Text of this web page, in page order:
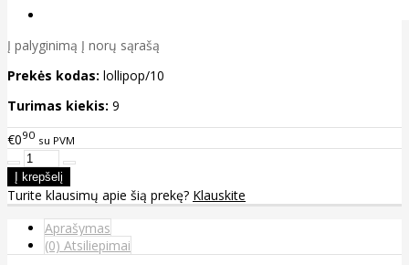
Į palyginimą Į norų sąrašą
Prekės kodas: lollipop/10
Turimas kiekis: 9
€090 su PVM
Turite klausimų apie šią prekę? Klauskite
Aprašymas
(0) Atsiliepimai